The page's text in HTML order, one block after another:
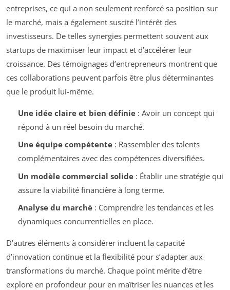
entreprises, ce qui a non seulement renforcé sa position sur
le marché, mais a également suscité l’intérêt des
investisseurs. De telles synergies permettent souvent aux
startups de maximiser leur impact et d’accélérer leur
croissance. Des témoignages d’entrepreneurs montrent que
ces collaborations peuvent parfois être plus déterminantes
que le produit lui-même.
Une idée claire et bien définie: Avoir un concept qui
répond à un réel besoin du marché.
Une équipe compétente: Rassembler des talents
complémentaires avec des compétences diversifiées.
Un modèle commercial solide: Établir une stratégie qui
assure la viabilité financière à long terme.
Analyse du marché: Comprendre les tendances et les
dynamiques concurrentielles en place.
D’autres éléments à considérer incluent la capacité
d’innovation continue et la flexibilité pour s’adapter aux
transformations du marché. Chaque point mérite d’être
exploré en profondeur pour en maîtriser les nuances et les